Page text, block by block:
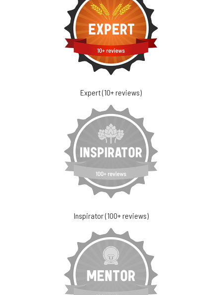
Expert (10+ reviews)
Inspirator (100+ reviews)